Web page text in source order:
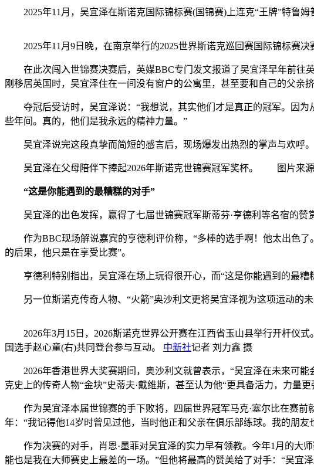
2025年11月，吴宜泽在斯诺克国际锦标赛(国锦赛)上连克“王牌”特鲁姆
2025年11月9日晚，在南京举行的2025世界斯诺克巡回赛国际锦标赛
在此次闯入世锦赛决赛后，英媒BBC专门发文报道了吴宜泽早年前往英
刚移居英国时，吴宜泽住在一间没有窗户的公寓里，甚至要和自己的父亲
夺冠后受访时，吴宜泽说：“我想说，其实他们才是真正的冠军。因为
些年间。真的，他们是我永远的精神力量。”
吴宜泽说完这段真挚而简短的感言后，现场爆发出热烈的掌声与欢呼。
吴宜泽在父母陪伴下捧起2026年斯诺克世锦赛冠军奖杯。 图片来源
“这是你能遇到的最糟糕的对手”
吴宜泽的出色发挥，赢得了七届世锦赛冠军斯蒂芬·亨德利等名宿的赞赏
作为BBC现场解说嘉宾的亨德利评价称，“多棒的选手啊！他太出色了
的后果，他只是在享受比赛”。
亨德利特别指出，吴宜泽在场上玩得很开心，而“这是你能遇到的最
另一位斯诺克传奇人物、“火箭”奥沙利文更将吴宜泽视为这项运动的未
2026年3月15日，2026斯诺克世界公开赛在江西省玉山县举行开杆仪
国选手赵心童(右)共同登台参与互动。 中新社记者 刘力鑫 摄
2026年香港世界大奖赛期间，奥沙利文就曾表示，“吴宜泽在未来可能
克史上的传奇人物“金块”史蒂夫·戴维斯，甚至认为他“更具备活力，力量更
作为吴宜泽本届世锦赛的手下败将，四届世界冠军马克·塞尔比在赛前
年：“我记得他14岁时曾见过他，当时他正和父亲在俱乐部练球。我的朋
作为决赛的对手，肖恩·墨菲对吴宜泽的实力早有领教。今年1月的大
能也是我在大师赛史上最差的一场。”但他将最高的赞美给了对手：“吴